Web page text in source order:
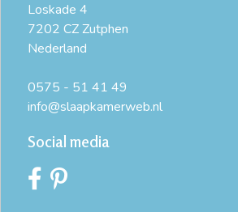
Loskade 4
7202 CZ Zutphen
Nederland
0575 - 51 41 49
info@slaapkamerweb.nl
Social media